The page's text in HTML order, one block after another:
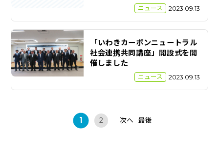
ニュース 2023.09.13
「いわきカーボンニュートラル
社会連携共同講座」開設式を開
催しました
ニュース 2023.09.13
1 2 次へ 最後